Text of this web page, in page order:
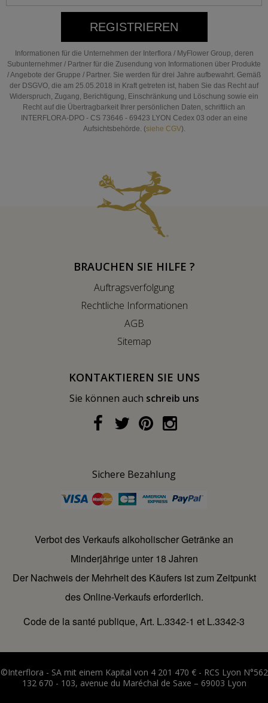
REGISTRIEREN
Informationen für die Unternehmen der Interflora / MyFlower Group, deren
Subunternehmer / Partner für die Zusendung von Informationen über Produkte
/ Angebote der Gruppe / Partner. Sie werden für drei Jahre aufbewahrt. Gemäß
der DSGVO, die am 25.05.2018 in Kraft getreten ist, haben Sie das Recht auf
Widerspruch, Zugang, Berichtigung, Einschränkung und Löschung sowie ein
Recht auf die Übertragbarkeit Ihrer persönlichen Daten, schriftlich an
INTERFLORA-DPO - CS 73646 - 69423 LYON Cedex 03 oder an eine
Aufsichtsbehörde. (siehe CGV).
BRAUCHEN SIE HILFE ?
Auftragsverfolgung
Rechtliche Informationen
AGB
Sitemap
KONTAKTIEREN SIE UNS
Sie können auch schreib uns
Sichere Bezahlung
Verbot des Verkaufs alkoholischer Getränke an
Minderjährige unter 18 Jahren
Der Nachweis der Mehrheit des Käufers ist zum Zeitpunkt
des Online-Verkaufs erforderlich.
Code de la santé publique, Art. L.3342-1 et L.3342-3
©Interflora - SA mit einem Kapital von 4 201 470 € - RCS Lyon N°562
132 670 - 103, avenue du Maréchal de Saxe – 69003 Lyon